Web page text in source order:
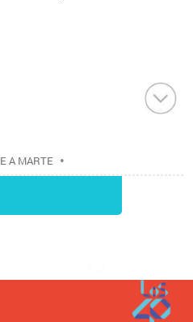
A MARTE •
MÚSICA•
•PRISA MEDIA•
•